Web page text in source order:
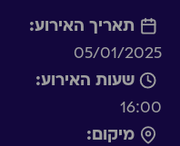
תאריך האירוע:
05/01/2025
שעות האירוע:
16:00
מיקום: